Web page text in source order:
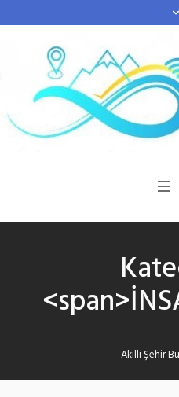
Akıllı Şehir